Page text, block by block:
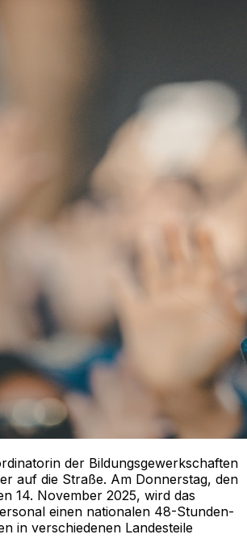
der Bildungsgewerkschaften
auf die Straße. Am Donnerstag, den
14. November 2025, wird das
einen nationalen 48-Stunden-
in verschiedenen Landesteile